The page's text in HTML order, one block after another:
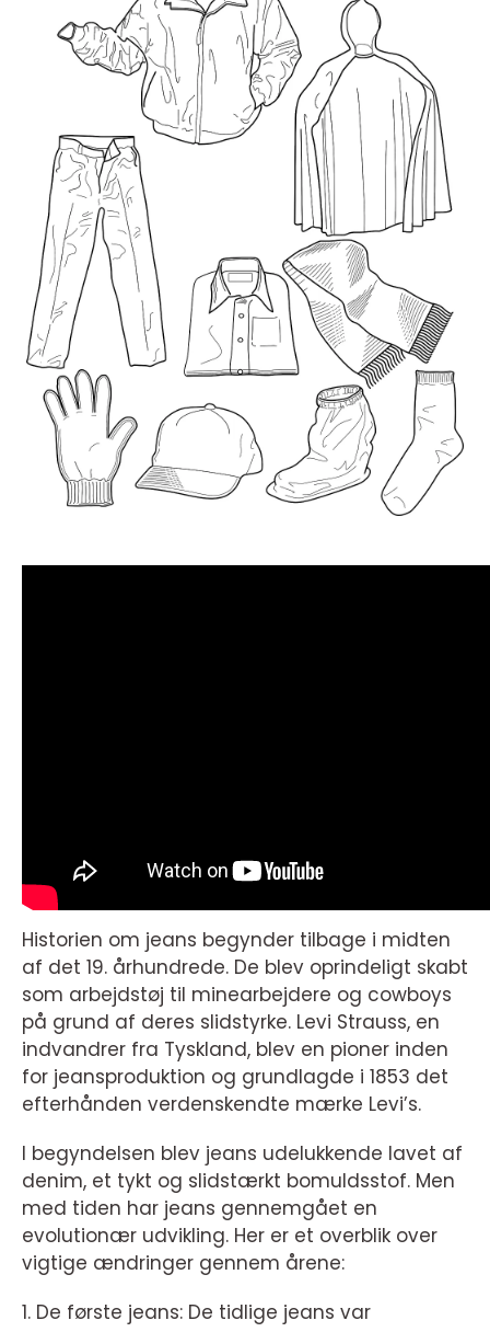
Historien om jeans begynder tilbage i midten
af det 19. århundrede. De blev oprindeligt skabt
som arbejdstøj til minearbejdere og cowboys
på grund af deres slidstyrke. Levi Strauss, en
indvandrer fra Tyskland, blev en pioner inden
for jeansproduktion og grundlagde i 1853 det
efterhånden verdenskendte mærke Levi’s.
I begyndelsen blev jeans udelukkende lavet af
denim, et tykt og slidstærkt bomuldsstof. Men
med tiden har jeans gennemgået en
evolutionær udvikling. Her er et overblik over
vigtige ændringer gennem årene:
1. De første jeans: De tidlige jeans var